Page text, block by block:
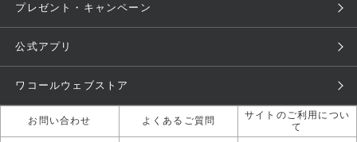
Licensed Brands
ニュース＆トピックス
大人の工場見学inベトナム 人間科学研究開発センター見学
店舗体験記（マンガ）
ワコールカルネアプリ使い方ガ
3Dボディスキャン体験（マン
プレゼント・キャンペーン
公式アプリ
ワコールウェブストア
お問い合わせ よくあるご質問
サイトのご利用につい
て